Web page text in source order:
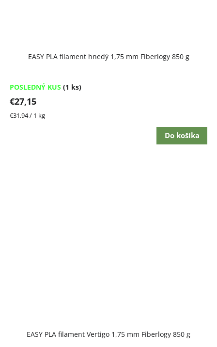
EASY PLA filament hnedý 1,75 mm Fiberlogy 850 g
POSLEDNÝ KUS (1 ks)
€27,15
Jednotková
€31,94 / 1 kg
Do košíka
EASY PLA filament Vertigo 1,75 mm Fiberlogy 850 g